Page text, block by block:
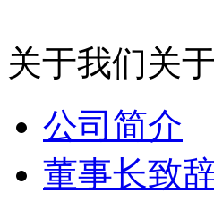
关于我们关
公司简介
董事长致